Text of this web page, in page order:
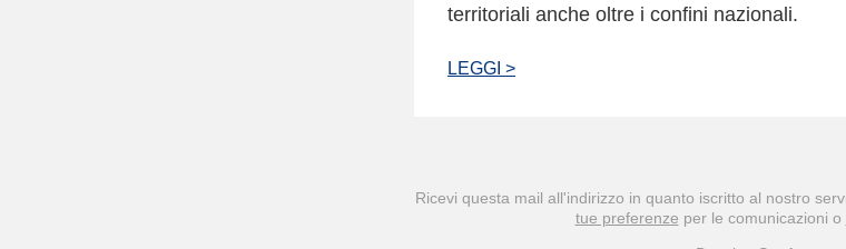
territoriali anche oltre i confini nazionali.
LEGGI >
Ricevi questa mail all'indirizzo in quanto iscritto al nostro
tue preferenze per le comunicazioni o